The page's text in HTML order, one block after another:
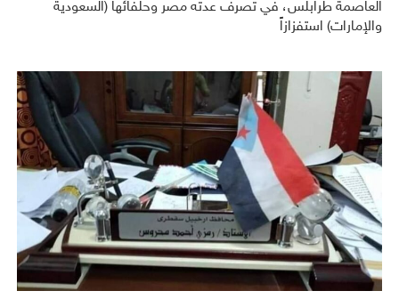
العاصمة طرابلس، في تصرف عدته مصر وحلفائها (السعودية
والإمارات) استفزازاً